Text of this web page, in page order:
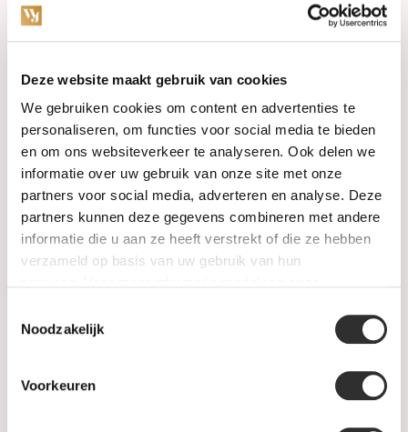
Deze website maakt gebruik van cookies
We gebruiken cookies om content en advertenties te
personaliseren, om functies voor social media te bieden
en om ons websiteverkeer te analyseren. Ook delen we
informatie over uw gebruik van onze site met onze
partners voor social media, adverteren en analyse. Deze
partners kunnen deze gegevens combineren met andere
informatie die u aan ze heeft verstrekt of die ze hebben
verzameld op basis van uw gebruik van hun
Noodzakelijk
Voorkeuren
PRE-OWNED
Luxury Accessories
Maatwerk
Gents Jewelry
SALE
Information